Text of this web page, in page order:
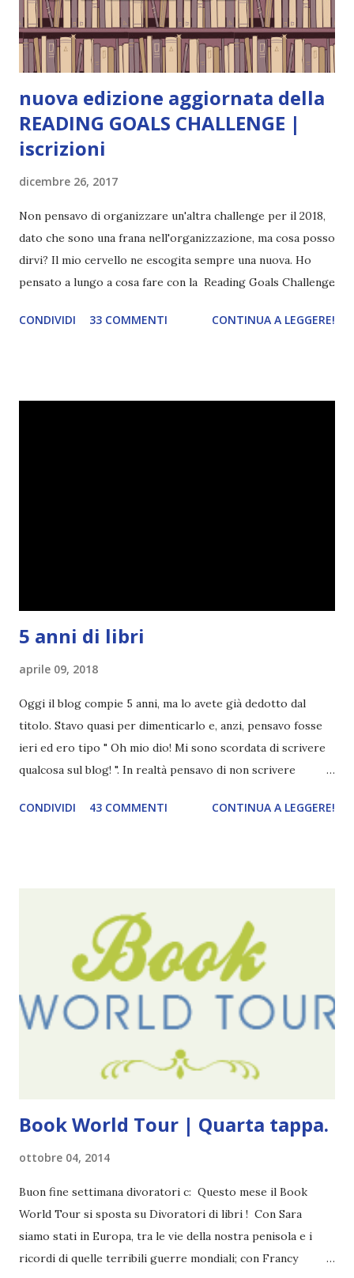
terrificante. Non mi vede neppure. Ma io l'ho notato. L'ho
visto, l'ho sentito. Le cose che ha fatto, i misfatti ch...
nuova edizione aggiornata della
READING GOALS CHALLENGE |
iscrizioni
dicembre 26, 2017
Non pensavo di organizzare un'altra challenge per il 2018,
dato che sono una frana nell'organizzazione, ma cosa posso
dirvi? Il mio cervello ne escogita sempre una nuova. Ho
pensato a lungo a cosa fare con la Reading Goals Challenge
ho scoperto che anche alcuni di voi avrebbero fatto così,
CONDIVIDI 33 COMMENTI CONTINUA A LEGGERE!
5 anni di libri
aprile 09, 2018
Oggi il blog compie 5 anni, ma lo avete già dedotto dal
titolo. Stavo quasi per dimenticarlo e, anzi, pensavo fosse
ieri ed ero tipo " Oh mio dio! Mi sono scordata di scrivere
qualcosa sul blog! ". In realtà pensavo di non scrivere
diventando un po' come i miei compleanni. Semplicemente
cinque anni e non sono pochi . Il blog è praticamente
l'unica cosa della mia vita che ho continuato con costanza
(più o meno) e non come le tremila cose che inizio per poi
lasciare a metà. Tra l'altro ripenso a circa un anno e mezzo
fa, quando non sapevo più che farmene di D ivoratori di
che potessi fare. All'inizio non avevo idea che il ...
CONDIVIDI 43 COMMENTI CONTINUA A LEGGERE!
Book World Tour | Quarta tappa.
ottobre 04, 2014
Buon fine settimana divoratori c: Questo mese il Book
World Tour si sposta su Divoratori di libri ! Con Sara
siamo stati in Europa, tra le vie della nostra penisola e i
ricordi di quelle terribili guerre mondiali; con Francy